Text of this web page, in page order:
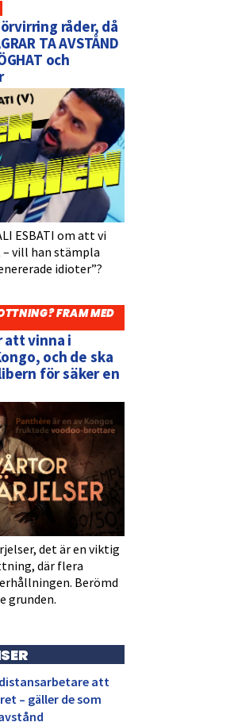
råder, då
TA AVSTÅND
och
ESBATI om att vi
vill han stämpla
idioter”?
FRAM MED
att vinna i
och de ska
för säker en
det är en viktig
där flera
Berömd
grunden.
att
– gäller de som